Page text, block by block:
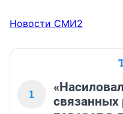
Новости СМИ2
1
связанных